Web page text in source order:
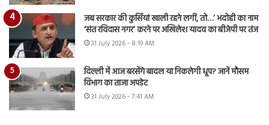
जब सरकार की कुर्सियां खाली रहने लगीं, तो…’ भदोही का नाम
‘संत रविदास नगर’ करने पर अखिलेश यादव का बीजेपी पर तंज
31 July 2026 - 8:19 AM
दिल्ली में आज बरसेंगे बादल या निकलेगी धूप? जानें मौसम
विभाग का ताजा अपडेट
31 July 2026 - 7:41 AM